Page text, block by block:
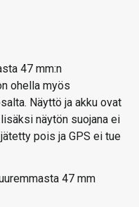
47 mm:n
ohella myös
Näyttö ja akku ovat
näytön suojana ei
pois ja GPS ei tue
47 mm